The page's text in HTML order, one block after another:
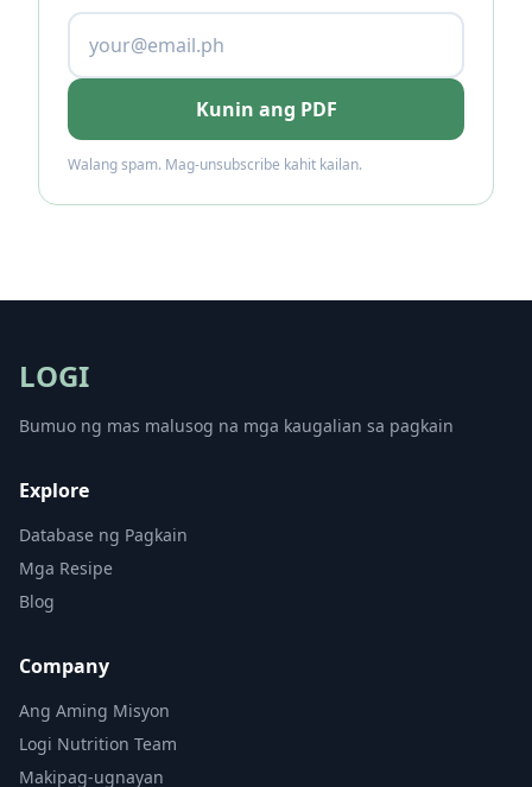
Kunin ang PDF
Walang spam. Mag-unsubscribe kahit kailan.
LOGI
Bumuo ng mas malusog na mga kaugalian sa pagkain
Explore
Database ng Pagkain
Mga Resipe
Blog
Company
Ang Aming Misyon
Logi Nutrition Team
Makipag-ugnayan